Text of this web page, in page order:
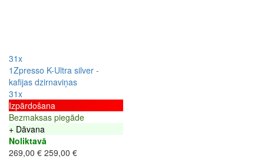
31x
1Zpresso K-Ultra silver -
kafijas dzirnaviņas
31x
Izpārdošana
Bezmaksas piegāde
+ Dāvana
Noliktavā
269,00 € 259,00 €